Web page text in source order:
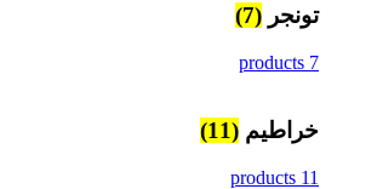
تونجر (7)
7 products
خراطيم (11)
11 products